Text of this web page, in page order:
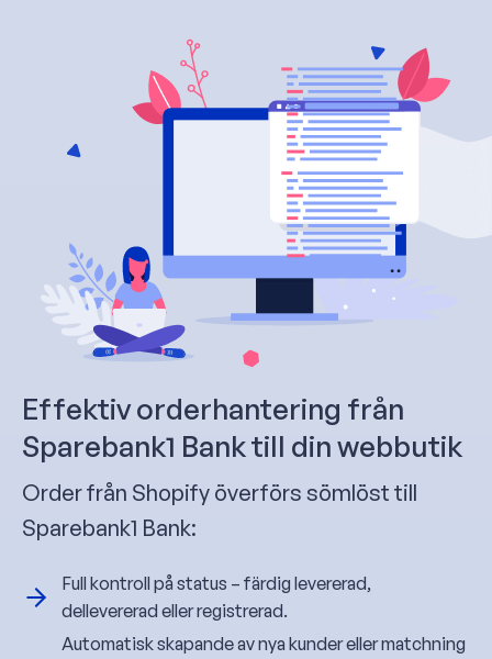
Effektiv orderhantering från
Sparebank1 Bank till din webbutik
Order från Shopify överförs sömlöst till
Sparebank1 Bank:
Full kontroll på status – färdig levererad,
dellevererad eller registrerad.
Automatisk skapande av nya kunder eller matchning